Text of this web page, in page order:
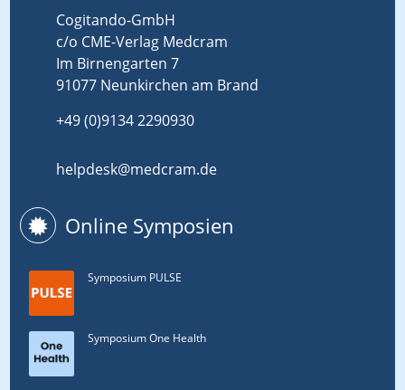
Cogitando-GmbH
c/o CME-Verlag Medcram
Im Birnengarten 7
91077 Neunkirchen am Brand
+49 (0)9134 2290930
helpdesk@medcram.de
Online Symposien
Symposium PULSE
Symposium One Health